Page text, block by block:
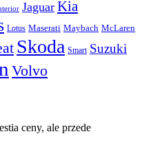
Jaguar Kia
Lotus Maserati Maybach McLaren
Skoda Smart Suzuki
Volvo
ceny, ale przede